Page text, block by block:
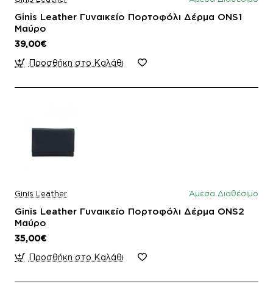
Ginis Leather Γυναικείο Πορτοφόλι Δέρμα ONS1
Μαύρο
39,00€
Προσθήκη στο Καλάθι
Ginis Leather Άμεσα Διαθέσιμο
Ginis Leather Γυναικείο Πορτοφόλι Δέρμα ONS2
Μαύρο
35,00€
Προσθήκη στο Καλάθι